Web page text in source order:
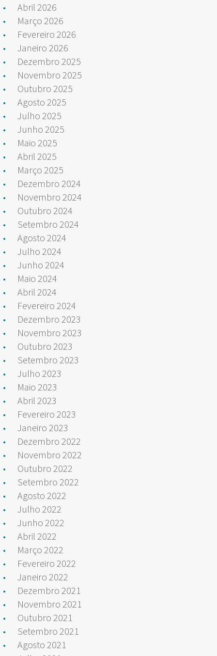
Abril 2026
Março 2026
Fevereiro 2026
Janeiro 2026
Dezembro 2025
Novembro 2025
Outubro 2025
Agosto 2025
Julho 2025
Junho 2025
Maio 2025
Abril 2025
Março 2025
Dezembro 2024
Novembro 2024
Outubro 2024
Setembro 2024
Agosto 2024
Julho 2024
Junho 2024
Maio 2024
Abril 2024
Fevereiro 2024
Dezembro 2023
Novembro 2023
Outubro 2023
Setembro 2023
Julho 2023
Maio 2023
Abril 2023
Fevereiro 2023
Janeiro 2023
Dezembro 2022
Novembro 2022
Outubro 2022
Setembro 2022
Agosto 2022
Julho 2022
Junho 2022
Abril 2022
Março 2022
Fevereiro 2022
Janeiro 2022
Dezembro 2021
Novembro 2021
Outubro 2021
Setembro 2021
Agosto 2021